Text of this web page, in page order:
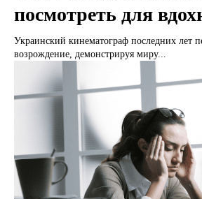
посмотреть для
Украинский кинематограф последних лет
возрождение, демонстрируя миру...